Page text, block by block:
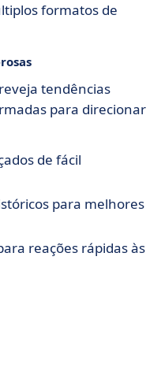
formatos de
tendências
para direcionar
de fácil
para melhores
reações rápidas às